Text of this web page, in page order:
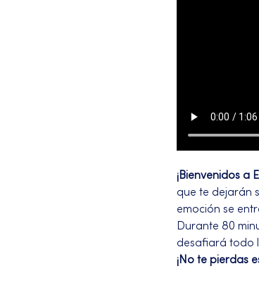
¡Bienvenidos a
que te dejarán
emoción se
Durante 80
desafiará todo
¡No te pierdas